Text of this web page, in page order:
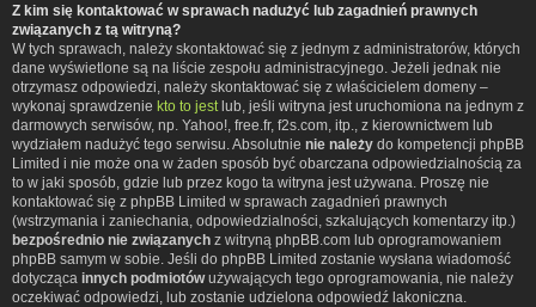
Z kim się kontaktować w sprawach nadużyć lub zagadnień prawnych
związanych z tą witryną?
W tych sprawach, należy skontaktować się z jednym z administratorów, których
dane wyświetlone są na liście zespołu administracyjnego. Jeżeli jednak nie
otrzymasz odpowiedzi, należy skontaktować się z właścicielem domeny –
wykonaj sprawdzenie kto to jest lub, jeśli witryna jest uruchomiona na jednym z
darmowych serwisów, np. Yahoo!, free.fr, f2s.com, itp., z kierownictwem lub
wydziałem nadużyć tego serwisu. Absolutnie nie należy do kompetencji phpBB
Limited i nie może ona w żaden sposób być obarczana odpowiedzialnością za
to w jaki sposób, gdzie lub przez kogo ta witryna jest używana. Proszę nie
kontaktować się z phpBB Limited w sprawach zagadnień prawnych
(wstrzymania i zaniechania, odpowiedzialności, szkalujących komentarzy itp.)
bezpośrednio nie związanych z witryną phpBB.com lub oprogramowaniem
phpBB samym w sobie. Jeśli do phpBB Limited zostanie wysłana wiadomość
dotycząca innych podmiotówużywających tego oprogramowania, nie należy
oczekiwać odpowiedzi, lub zostanie udzielona odpowiedź lakoniczna.